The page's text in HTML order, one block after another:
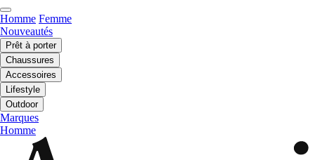
Homme Femme
Nouveautés
Prêt à porter
Chaussures
Accessoires
Lifestyle
Outdoor
Marques
Homme